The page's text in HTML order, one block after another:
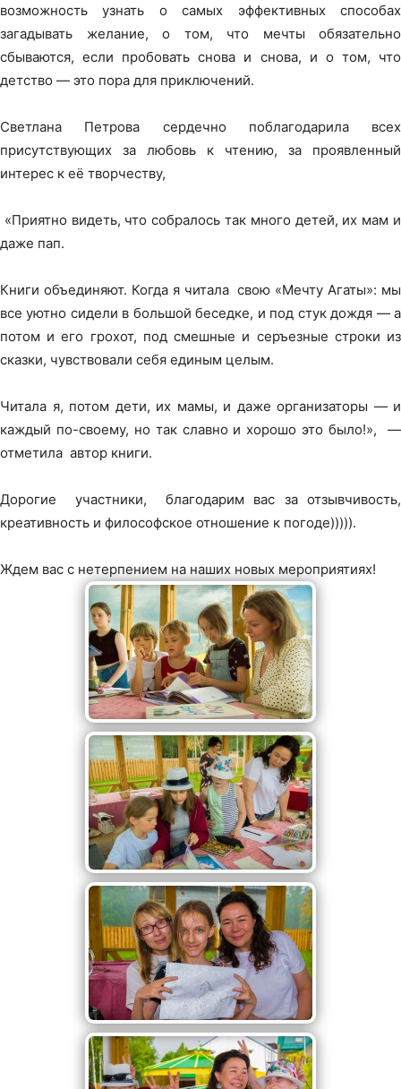
возможность узнать о самых эффективных способах
загадывать желание, о том, что мечты обязательно
сбываются, если пробовать снова и снова, и о том, что
детство — это пора для приключений.
Светлана Петрова сердечно поблагодарила всех
присутствующих за любовь к чтению, за проявленный
интерес к её творчеству,
«Приятно видеть, что собралось так много детей, их мам и
даже пап.
Книги объединяют. Когда я читала свою «Мечту Агаты»: мы
все уютно сидели в большой беседке, и под стук дождя — а
потом и его грохот, под смешные и серъезные строки из
сказки, чувствовали себя единым целым.
Читала я, потом дети, их мамы, и даже организаторы — и
каждый по-своему, но так славно и хорошо это было!», —
отметила автор книги.
Дорогие участники, благодарим вас за отзывчивость,
креативность и философское отношение к погоде))))).
Ждем вас с нетерпением на наших новых мероприятиях!